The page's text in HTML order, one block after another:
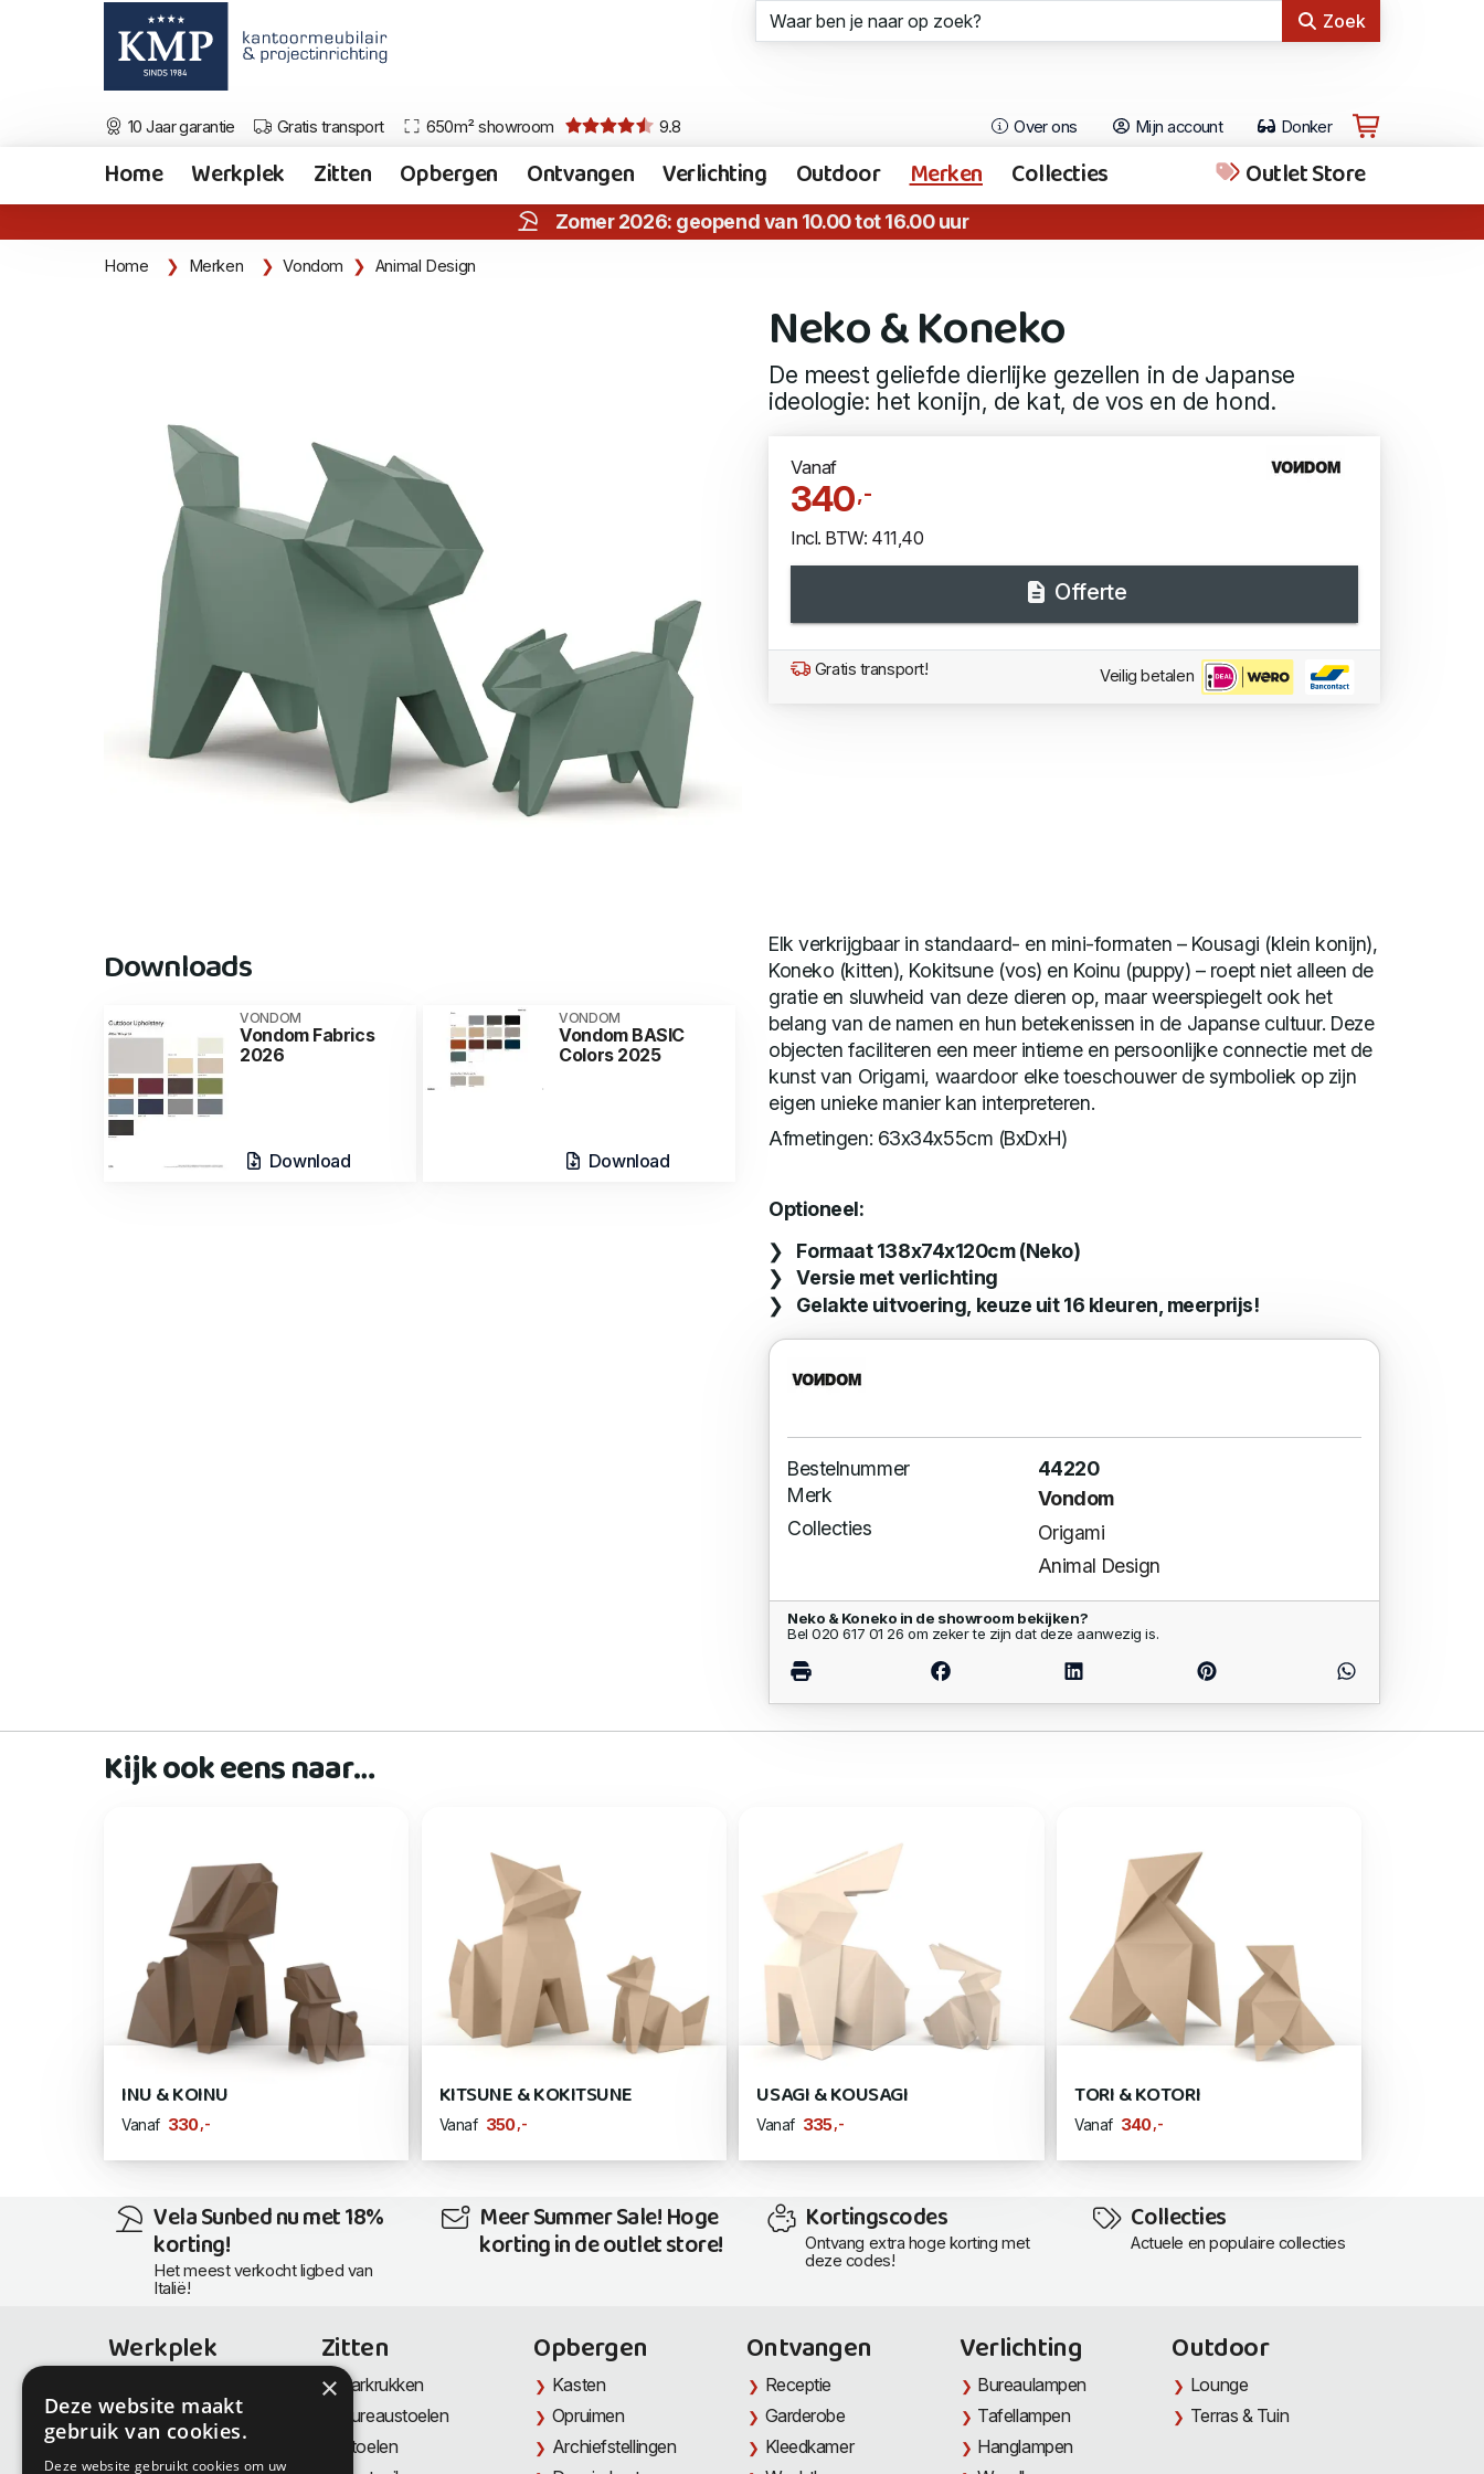
Zoek
10 Jaar garantie Gratis transport 650m² showroom 9.8 Over ons Mijn account Donker
Home Werkplek Zitten Opbergen Ontvangen Verlichting Outdoor Merken Collecties Outlet Store
Zomer 2026: geopend van 10.00 tot 16.00 uur
Home Merken Vondom Animal Design
Neko & Koneko
De meest geliefde dierlijke gezellen in de Japanse
ideologie: het konijn, de kat, de vos en de hond.
Vanaf
340,-
Incl. BTW: 411,40
Offerte
Gratis transport! Veilig betalen
Downloads
VONDOM
Vondom Fabrics
2026
Download
VONDOM
Vondom BASIC
Colors 2025
Download
Elk verkrijgbaar in standaard- en mini-formaten – Kousagi (klein konijn),
Koneko (kitten), Kokitsune (vos) en Koinu (puppy) – roept niet alleen de
gratie en sluwheid van deze dieren op, maar weerspiegelt ook het
belang van de namen en hun betekenissen in de Japanse cultuur. Deze
objecten faciliteren een meer intieme en persoonlijke connectie met de
kunst van Origami, waardoor elke toeschouwer de symboliek op zijn
eigen unieke manier kan interpreteren.
Afmetingen: 63x34x55cm (BxDxH)
Optioneel:
Formaat 138x74x120cm (Neko)
Versie met verlichting
Gelakte uitvoering, keuze uit 16 kleuren, meerprijs!
Bestelnummer
44220
Merk
Vondom
Collecties
Origami
Animal Design
Neko & Koneko in de showroom bekijken?
Bel 020 617 01 26 om zeker te zijn dat deze aanwezig is.
Kijk ook eens naar…
INU & KOINU
Vanaf 330 ,-
KITSUNE & KOKITSUNE
Vanaf 350 ,-
USAGI & KOUSAGI
Vanaf 335 ,-
TORI & KOTORI
Vanaf 340 ,-
Vela Sunbed nu met 18%
korting!
Het meest verkocht ligbed van
Italië!
Meer Summer Sale! Hoge
korting in de outlet store!
Kortingscodes
Ontvang extra hoge korting met
deze codes!
Collecties
Actuele en populaire collecties
Werkplek
Thuiswerkplek
Zitten
Barkrukken
Bureaustoelen
Stoelen
Opbergen
Kasten
Opruimen
Archiefstellingen
Ontvangen
Receptie
Garderobe
Kleedkamer
Verlichting
Bureaulampen
Tafellampen
Hanglampen
Outdoor
Lounge
Terras & Tuin
×
Deze website maakt
gebruik van cookies.
Deze website gebruikt cookies om uw